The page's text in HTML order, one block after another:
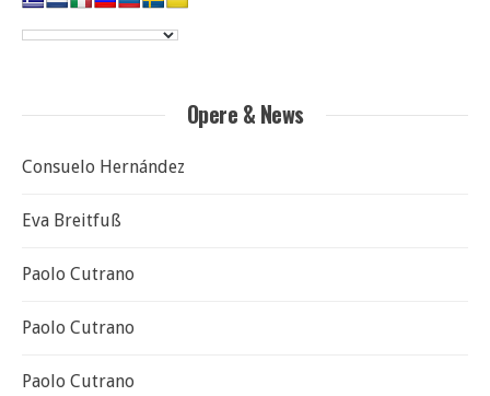
Opere & News
Consuelo Hernández
Eva Breitfuß
Paolo Cutrano
Paolo Cutrano
Paolo Cutrano